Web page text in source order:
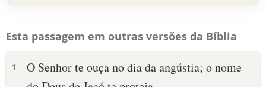
Esta passagem em outras versões da Bíblia
1
O Senhor te ouça no dia da angústia; o nome